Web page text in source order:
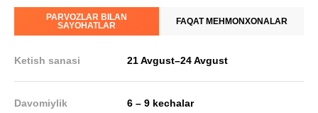
PARVOZLAR BILAN
SAYOHATLAR
FAQAT MEHMONXONALAR
Ketish sanasi 21 Avgust–24 Avgust
Davomiylik 6 – 9 kechalar